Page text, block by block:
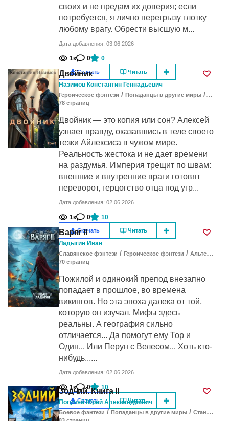
своих и не предам их доверия; если
потребуется, я лично перегрызу глотку
любому врагу. Обрести высшую м...
Дата добавления: 03.06.2026
1к 0 0
Скачать Читать
Двойник
Назимов Константин Геннадьевич
Героическое фэнтези / Попаданцы в другие миры /
78 cтраниц
Двойник — это копия или сон? Алексей
узнает правду, оказавшись в теле своего
тезки Айлексиса в чужом мире.
Реальность жестока и не дает времени
на раздумья. Империя трещит по швам:
внешние и внутренние враги готовят
переворот, герцогство отца под угр...
Дата добавления: 02.06.2026
1к 0 10
Скачать Читать
Варяг II
Ладыгин Иван
Славянское фэнтези / Героическое фэнтези / Альтернативная история
70 cтраниц
Пожилой и одинокий препод внезапно
попадает в прошлое, во времена
викингов. Но эта эпоха далека от той,
которую он изучал. Мифы здесь
реальны. А география сильно
отличается... Да помогут ему Тор и
Один... Или Перун с Велесом... Хоть кто-
нибудь......
Дата добавления: 02.06.2026
1к 0 10
Скачать Читать
Зодчий. Книга II
Погуляй Юрий Александрович
Боевое фэнтези / Попаданцы в другие миры / Становление героя